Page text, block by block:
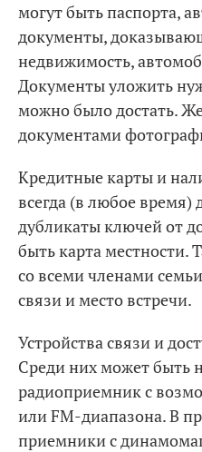
могут быть паспорта,
документы,
недвижимость,
Документы уложить
можно было достать.
документами
Кредитные карты и
всегда (в любое время)
дубликаты ключей от
быть карта местности.
со всеми членами
связи и место встречи.
Устройства связи и
Среди них может быть
радиоприемник с
или FM-диапазона. В
приемники с